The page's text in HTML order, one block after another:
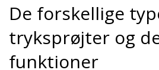
De forskellige
tryksprøjter og
funktioner